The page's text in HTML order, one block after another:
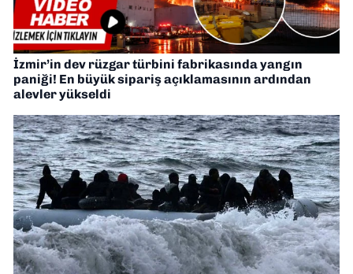
İzmir’in dev rüzgar türbini fabrikasında yangın
paniği! En büyük sipariş açıklamasının ardından
alevler yükseldi